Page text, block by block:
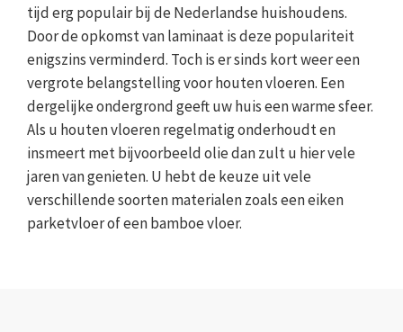
tijd erg populair bij de Nederlandse huishoudens.
Door de opkomst van laminaat is deze populariteit
enigszins verminderd. Toch is er sinds kort weer een
vergrote belangstelling voor houten vloeren. Een
dergelijke ondergrond geeft uw huis een warme sfeer.
Als u houten vloeren regelmatig onderhoudt en
insmeert met bijvoorbeeld olie dan zult u hier vele
jaren van genieten. U hebt de keuze uit vele
verschillende soorten materialen zoals een eiken
parketvloer of een bamboe vloer.